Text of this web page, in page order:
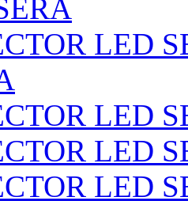
LED
LED
LED
LED